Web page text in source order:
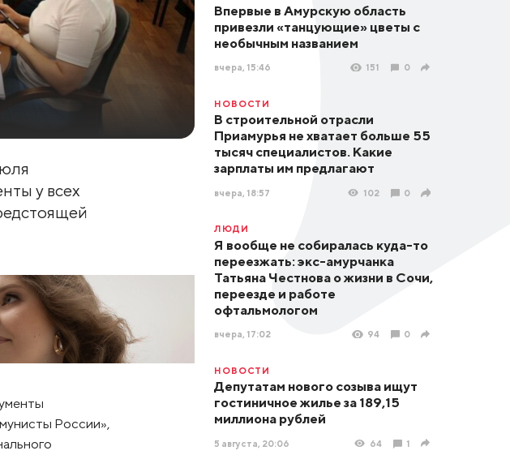
у всех
России»,
Впервые в Амурскую область
привезли «танцующие» цветы с
необычным названием
вчера, 15:46 151 0
НОВОСТИ
В строительной отрасли
Приамурья не хватает больше 55
тысяч специалистов. Какие
зарплаты им предлагают
вчера, 18:57 102 0
ЛЮДИ
Я вообще не собиралась куда-то
переезжать: экс-амурчанка
Татьяна Честнова о жизни в Сочи,
переезде и работе
офтальмологом
вчера, 17:02 94 0
НОВОСТИ
Депутатам нового созыва ищут
гостиничное жилье за 189,15
миллиона рублей
5 августа, 20:06 64 1